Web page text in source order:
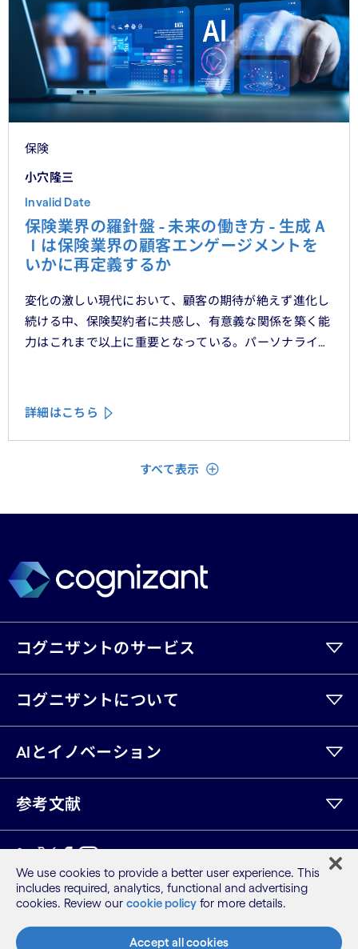
保険
小穴隆三
Invalid Date
保険業界の羅針盤 - 未来の働き方 - 生成Ａ
Ｉは保険業界の顧客エンゲージメントを
いかに再定義するか
変化の激しい現代において、顧客の期待が絶えず進化し
続ける中、保険契約者に共感し、有意義な関係を築く能
力はこれまで以上に重要となっている。パーソナライ
いる」「理解されている」と顧客に感じてもらうため
詳細はこちら
すべて表示 閉じる
コグニザントのサービス
コグニザントについて
AIとイノベーション
参考文献
LinkedIn
Twitter
Facebook
Instagram
Youtube
サイトマップ
利用規約
プライバシーポリシー
We use cookies to provide a better user experience. This
includes required, analytics, functional and advertising
cookies. Review our cookie policy for more details.
Accept all cookies